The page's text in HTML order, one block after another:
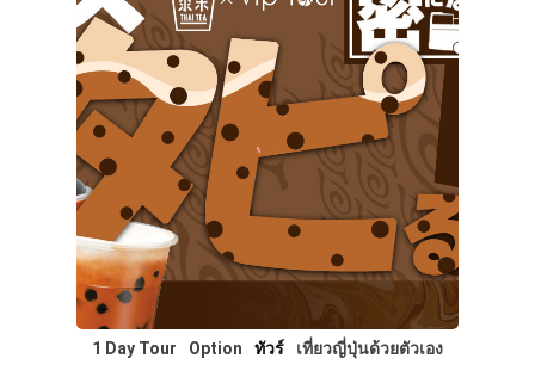
1 Day Tour Option ทัวร์ เที่ยวญี่ปุ่นด้วยตัวเอง